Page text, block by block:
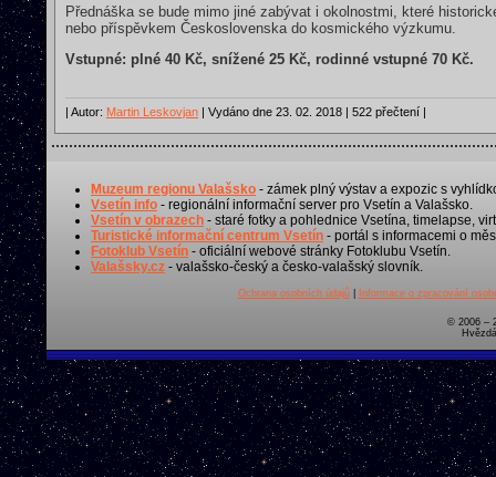
Přednáška se bude mimo jiné zabývat i okolnostmi, které
nebo příspěvkem Československa do kosmického výzkumu.
Vstupné: plné 40 Kč, snížené 25 Kč, rodinné vstupné 70 Kč.
| Autor: Martin Leskovjan | Vydáno dne 23. 02. 2018 | 522 přečtení |
Muzeum regionu Valašsko - zámek plný výstav a expozic s
Vsetín info - regionální informační server pro Vsetín a Valašsko.
Vsetín v obrazech - staré fotky a pohlednice Vsetína, timelapse,
Turistické informační centrum Vsetín - portál s informacemi o
Fotoklub Vsetín - oficiální webové stránky Fotoklubu Vsetín.
Valašsky.cz - valašsko-český a česko-valašský slovník.
Ochrana osobních údajů| Informace o zpracování
© 2006 –